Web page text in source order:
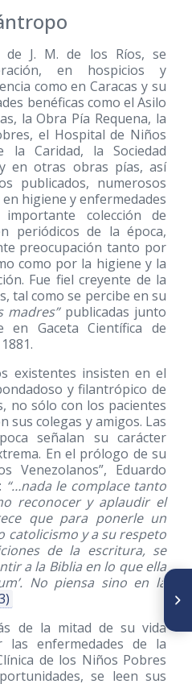
de J. M. de los Ríos, se
en hospicios y
como en Caracas y su
benéficas como el Asilo
la Obra Pía Requena, la
el Hospital de Niños
la Caridad, la Sociedad
en otras obras pías, así
publicados, numerosos
higiene y enfermedades
colección de
periódicos de la época,
preocupación tanto por
como por la higiene y la
Fue fiel creyente de la
tal como se percibe en su
madres”publicadas junto
en Gaceta Científica de
existentes insisten en el
y filantrópico de
no sólo con los pacientes
sus colegas y amigos. Las
señalan su carácter
En el prólogo de su
Venezolanos”, Eduardo
“…nada le complace tanto
reconocer y aplaudir el
que para ponerle un
catolicismo y a su respeto
de la escritura, se
a la Biblia en lo que ella
No piensa sino en la
de la mitad de su vida
las enfermedades de la
de los Niños Pobres
se leen sus
SIGUIENTE ARTÍCULO
Venezuela. El doctor José
Manuel de los Ríos” del Dr.
José Francisco